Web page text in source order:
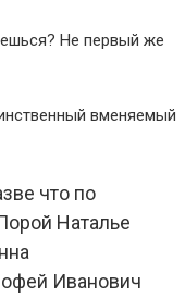
Не первый же
вменяемый
что по
Наталье
Иванович